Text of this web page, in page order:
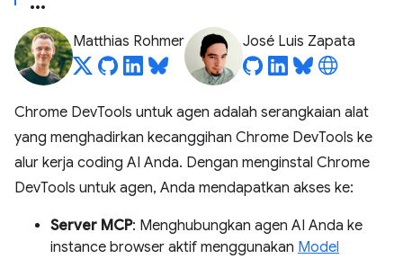
Matthias Rohmer José Luis Zapata
Chrome DevTools untuk agen adalah serangkaian alat
yang menghadirkan kecanggihan Chrome DevTools ke
alur kerja coding AI Anda. Dengan menginstal Chrome
DevTools untuk agen, Anda mendapatkan akses ke:
Server MCP: Menghubungkan agen AI Anda ke
instance browser aktif menggunakan Model